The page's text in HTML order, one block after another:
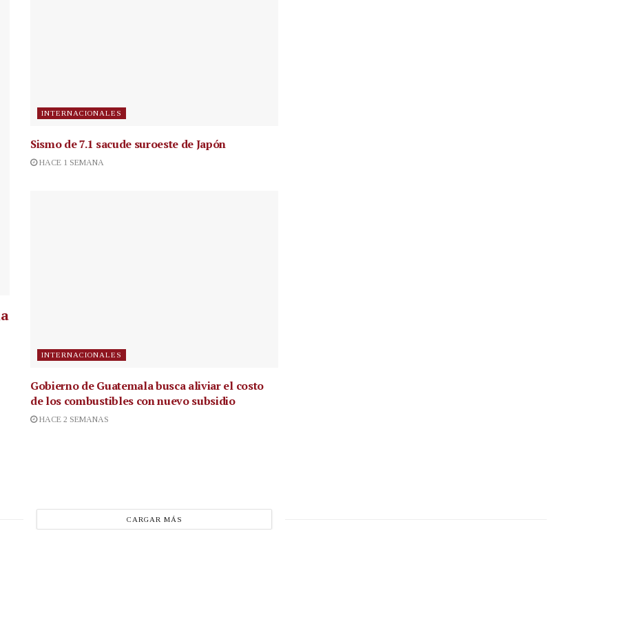
INTERNACIONALES
Sismo de 7.1 sacude suroeste de Japón
HACE 1 SEMANA
INTERNACIONALES
Gobierno de Guatemala busca aliviar el costo
de los combustibles con nuevo subsidio
HACE 2 SEMANAS
CARGAR MÁS